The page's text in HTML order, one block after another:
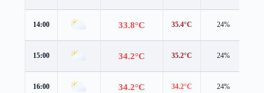
14:00 33.8°C 35.4°C 24%
15:00 34.2°C 35.2°C 24%
16:00 34.2°C 34.2°C 24%